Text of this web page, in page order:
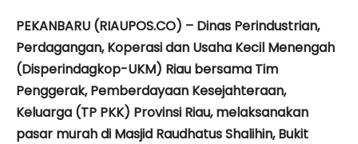
PEKANBARU (RIAUPOS.CO) – Dinas Perindustrian,
Perdagangan, Koperasi dan Usaha Kecil Menengah
(Disperindagkop-UKM) Riau bersama Tim
Penggerak, Pemberdayaan Kesejahteraan,
Keluarga (TP PKK) Provinsi Riau, melaksanakan
pasar murah di Masjid Raudhatus Shalihin, Bukit